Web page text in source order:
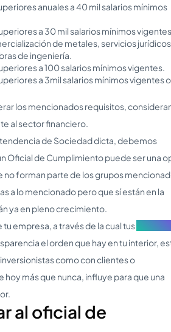
anuales a 40 mil salarios mínimos
a 30 mil salarios mínimos
de metales, servicios
de ingeniería.
a 100 salarios mínimos vigentes.
a 3mil salarios mínimos vigentes o
los mencionados requisitos,
al sector financiero.
de Sociedad dicta, debemos
Oficial de Cumplimiento puede ser una
no forman parte de los grupos
a lo mencionado pero que sí están en la
ya en pleno crecimiento.
empresa, a través de la cual tus
el orden que hay en tu interior,
como con clientes o
más que nunca, influye para que una
al oficial de